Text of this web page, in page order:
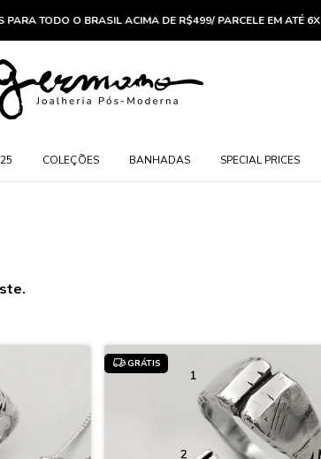
O BRASIL ACIMA DE R$499/ PARCELE EM ATÉ 6X SEM JUROS
COLEÇÕES BANHADAS SPECIAL PRICES
GRÁTIS